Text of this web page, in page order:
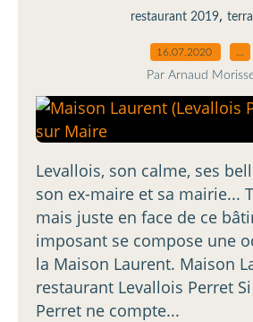
restaurant 2019,
16.07.2020
Par Arnaud
Levallois, son calme, ses
son ex-maire et sa mairie...
mais juste en face de ce
imposant se compose une
la Maison Laurent. Maison
restaurant Levallois Perret
Perret ne compte...